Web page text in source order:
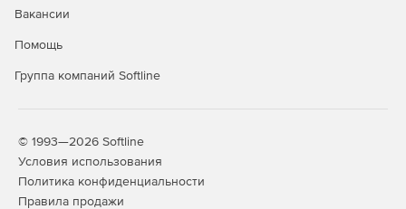
данных. Поддержка SMTP‑оповещений, передача
с внешними системами мониторинга.
агентов, автономная работа агентов без связи с
сервером, кластеризация сервера управления и
поддержка кластерных конфигураций СУБД.
Вакансии
Помощь
Группа компаний Softline
© 1993—2026 Softline
Условия использования
Политика конфиденциальности
Правила продажи